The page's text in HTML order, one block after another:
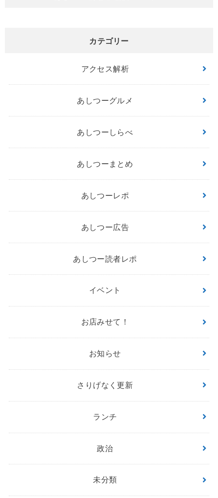
カテゴリー
アクセス解析
あしつーグルメ
あしつーしらべ
あしつーまとめ
あしつーレポ
あしつー広告
あしつー読者レポ
イベント
お店みせて！
お知らせ
さりげなく更新
ランチ
政治
未分類